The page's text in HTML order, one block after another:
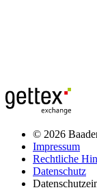
© 2026
Impressum
Rechtliche
Datenschutz